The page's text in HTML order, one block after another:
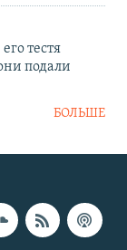
тестя
подали
БОЛЬШЕ